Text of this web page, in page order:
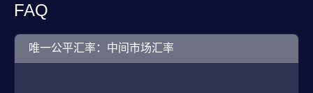
FAQ
唯一公平汇率：中间市场汇率